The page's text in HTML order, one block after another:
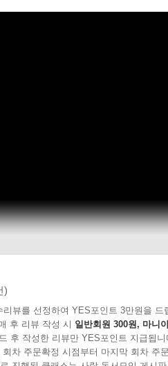
)
리뷰를 선정하여 YES포인트 3만원을 드
후 리뷰 작성 시 일반회원 300원, 마니
후 작성한 리뷰만 YES포인트 지급됩니
회차 주문확정 시점부터 마지막 회차 주